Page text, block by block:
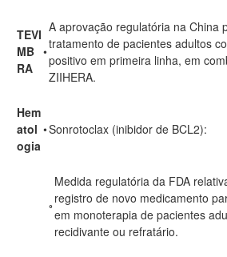
TEVI
MB
RA
•
A aprovação regulatória na China
tratamento de pacientes adultos
positivo em primeira linha, em
ZIIHERA.
Hem
atol
ogia
•Sonrotoclax (inibidor de BCL2):
◦
Medida regulatória da FDA
registro de novo medicamento
em monoterapia de pacientes
recidivante ou refratário.